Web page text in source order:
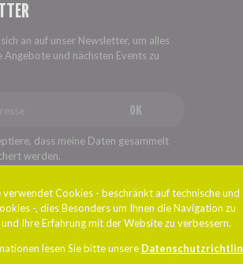
an auf unser Newsletter, um alles
Angebote und nächsten Events zu
OK
dass meine Daten gesammelt
werden.
Cookies - beschränkt auf technische und
-, dies Besonders um Ihnen die Navigation zu
Ihre Erfahrung mit der Website zu verbessern.
lesen Sie bitte unsere